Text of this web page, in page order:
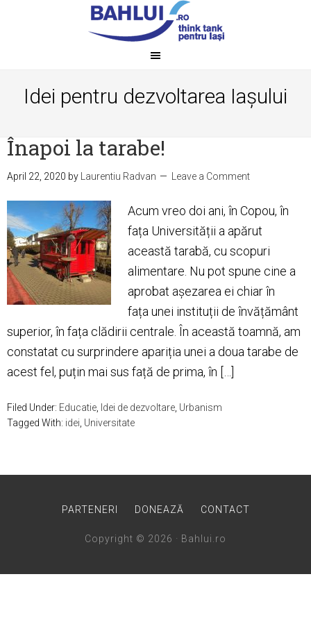
Idei pentru dezvoltarea Iașului
Înapoi la tarabe!
April 22, 2020 by Laurentiu Radvan Leave a Comment
Acum vreo doi ani, în Copou, în
fața Universității a apărut
această tarabă, cu scopuri
alimentare. Nu pot spune cine a
aprobat așezarea ei chiar în
fața unei instituții de învățământ
superior, în fața clădirii centrale. În această toamnă, am
constatat cu surprindere apariția unei a doua tarabe de
acest fel, puțin mai sus față de prima, în […]
Filed Under: Educatie Idei de dezvoltare Urbanism
Tagged With: idei Universitate
PARTENERI DONEAZĂ CONTACT
Copyright © 2026 · Bahlui.ro